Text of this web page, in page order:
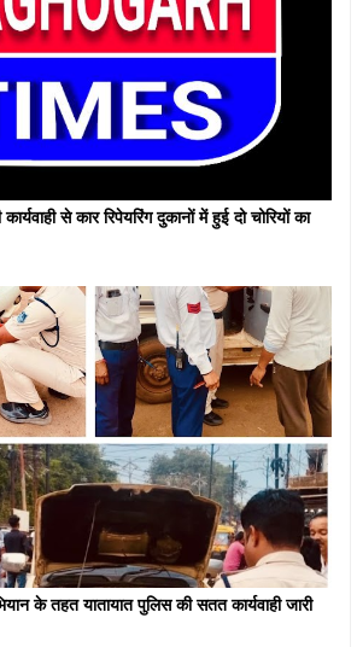
से कार रिपेयरिंग दुकानों में हुई दो चोरियों का
के तहत यातायात पुलिस की सतत कार्यवाही जारी